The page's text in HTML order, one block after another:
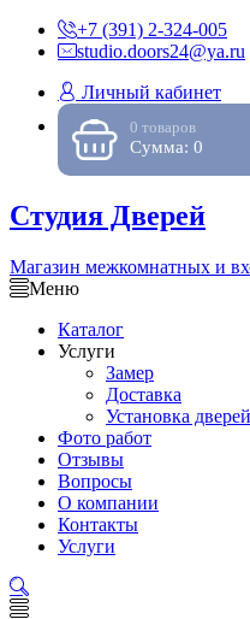
+7 (391) 2-324-005
studio.doors24@ya.ru
Личный кабинет
0 товаров
Сумма: 0
Студия Дверей
Магазин межкомнатных и
Меню
Каталог
Услуги
Замер
Доставка
Установка дверей
Фото работ
Отзывы
Вопросы
О компании
Контакты
Услуги